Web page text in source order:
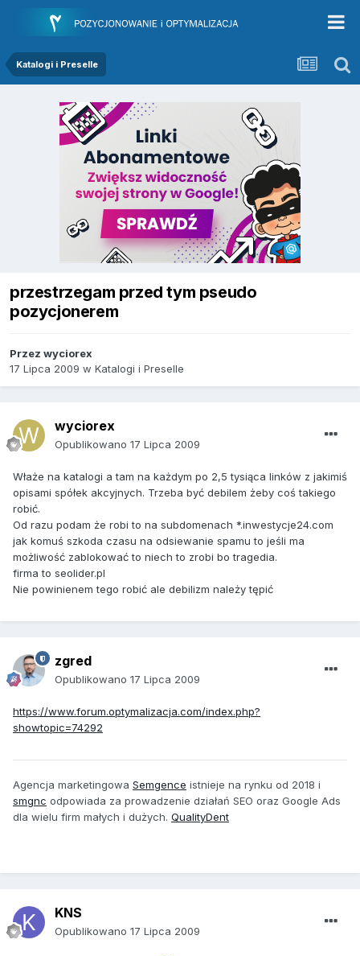
Katalogi i Preselle
przestrzegam przed tym pseudo
pozycjonerem
Przez wyciorex
17 Lipca 2009 w Katalogi i Preselle
wyciorex
Opublikowano 17 Lipca 2009
Właże na katalogi a tam na każdym po 2,5 tysiąca linków z jakimiś
opisami spółek akcyjnych. Trzeba być debilem żeby coś takiego
robić.
Od razu podam że robi to na subdomenach *.inwestycje24.com
jak komuś szkoda czasu na odsiewanie spamu to jeśli ma
możliwość zablokować to niech to zrobi bo tragedia.
firma to seolider.pl
Nie powinienem tego robić ale debilizm należy tępić
zgred
Opublikowano 17 Lipca 2009
https://www.forum.optymalizacja.com/index.php?
showtopic=74292
Agencja marketingowa Semgence istnieje na rynku od 2018 i
smgnc odpowiada za prowadzenie działań SEO oraz Google Ads
dla wielu firm małych i dużych. QualityDent
KNS
Opublikowano 17 Lipca 2009